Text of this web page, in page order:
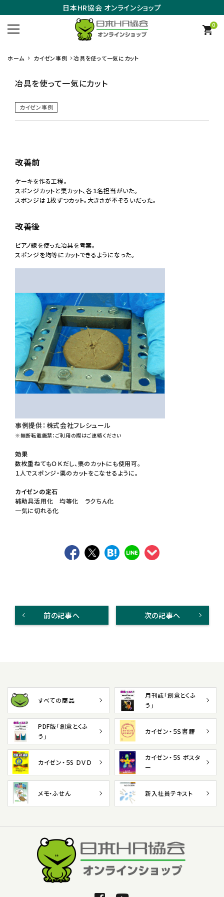
日本HR協会 オンラインショップ
0
shopping_cart
ホーム カイゼン事例 冶具を使って一気にカット
冶具を使って一気にカット
カイゼン事例
改善前
ケーキを作る工程。
スポンジカットと栗カット、各１名担当がいた。
スポンジは１枚ずつカット。大きさが不ぞろいだった。
改善後
ピアノ線を使った冶具を考案。
スポンジを均等にカットできるようになった。
事例提供：株式会社フレシュール
※無断転載厳禁：ご利用の際はご連絡ください
効果
数枚重ねてもＯＫだし、栗のカットにも使用可。
１人でスポンジ・栗のカットをこなせるように。
カイゼンの定石
補助具活用化 均等化 ラクちん化
一気に切れる化
前の記事へ 次の記事へ
すべての商品
月刊誌「創意とくふ
う」
PDF版「創意とくふ
う」
カイゼン・５Ｓ書籍
カイゼン・５S ＤＶＤ
カイゼン・５S ポスタ
ー
メモ・ふせん 新入社員テキスト